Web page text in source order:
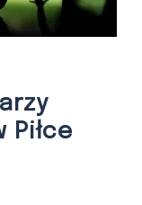
Piłce